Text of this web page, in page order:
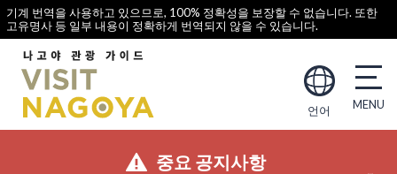
기계 번역을 사용하고 있으므로, 100% 정확성을 보장할 수 없습니다. 또한
고유명사 등 일부 내용이 정확하게 번역되지 않을 수 있습니다.
언어
중요 공지사항